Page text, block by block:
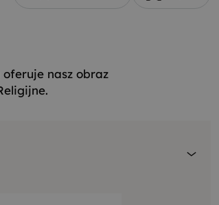
nasz obraz